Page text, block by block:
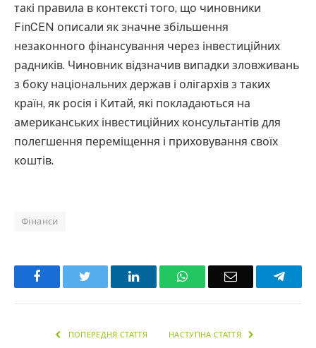
такі правила в контексті того, що чиновники
FinCEN описали як значне збільшення
незаконного фінансування через інвестиційних
радників. Чиновник відзначив випадки зловживань
з боку національних держав і олігархів з таких
країн, як росія і Китай, які покладаються на
американських інвестиційних консультантів для
полегшення переміщення і приховування своїх
коштів.
Фінанси
Facebook LinkedInWhatsAppEmail
ПОПЕРЕДНЯ СТАТТЯ НАСТУПНА СТАТТЯ